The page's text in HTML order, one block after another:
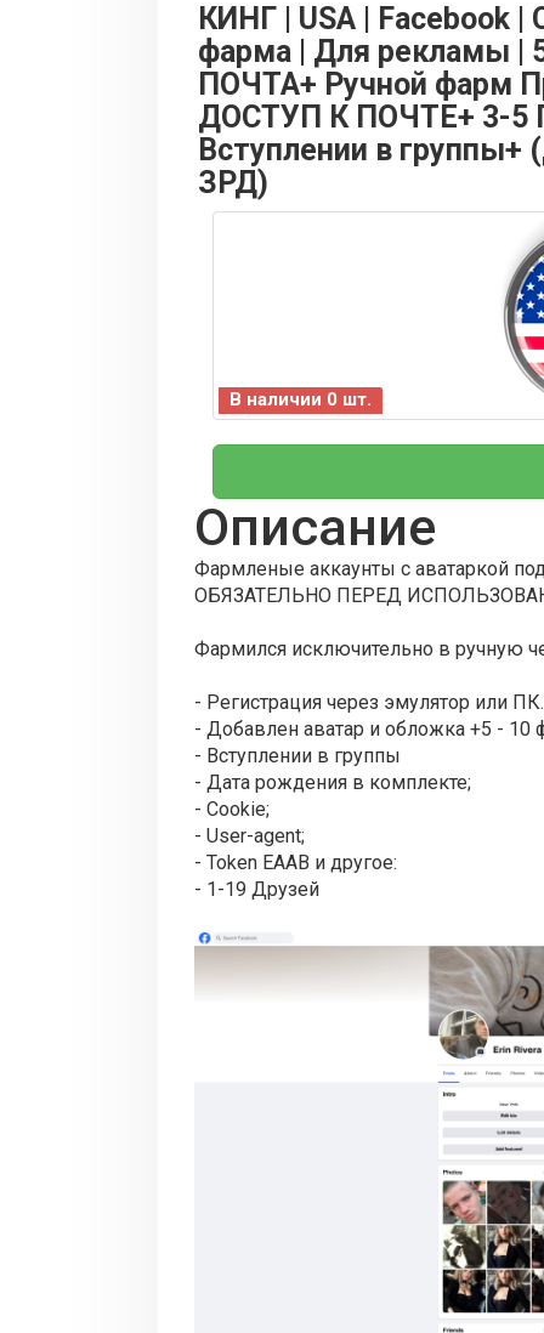
КИНГ | USA | Facebook
фарма | Для рекламы |
ПОЧТА+ Ручной фарм
ДОСТУП К ПОЧТЕ+ 3-
Вступлении в
ЗРД)
В наличии 0 шт.
Описание
Фармленые аккаунты с аватаркой
ОБЯЗАТЕЛЬНО ПЕРЕД
Фармился исключительно в ручную
- Регистрация через эмулятор или
- Добавлен аватар и обложка +5 - 10
- Вступлении в группы
- Дата рождения в комплекте;
- Cookie;
- User-agent;
- Token EAAB и другое:
- 1-19 Друзей